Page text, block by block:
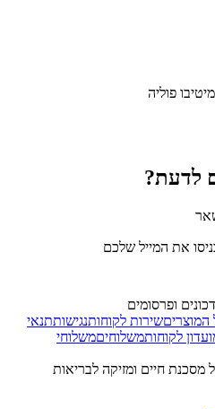
פוליה
לדעת?
את המייל שלכם
ופרסומים
המוצריםשירות לקוחותנגישותתנאי
לקוחותמשלוחיםמשלוחי
מסכנת חיים ומזיקה לבריאות